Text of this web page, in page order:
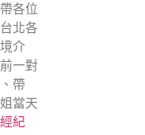
各位
北各
介
一對
帶
當天
紀